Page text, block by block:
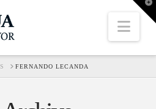
FERNANDO LECANDA